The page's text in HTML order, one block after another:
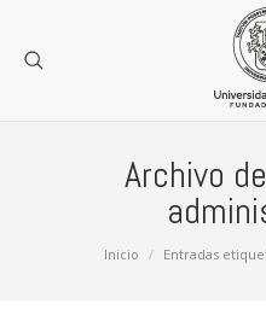
Archivo
Estás aquí:Inicio Entradas